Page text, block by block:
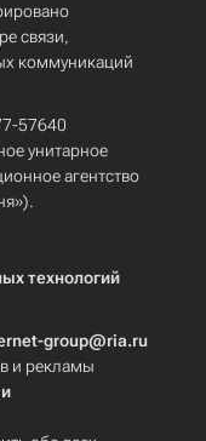
связи,
коммуникаций
57640
унитарное
агентство
технологий
group@ria.ru
и рекламы